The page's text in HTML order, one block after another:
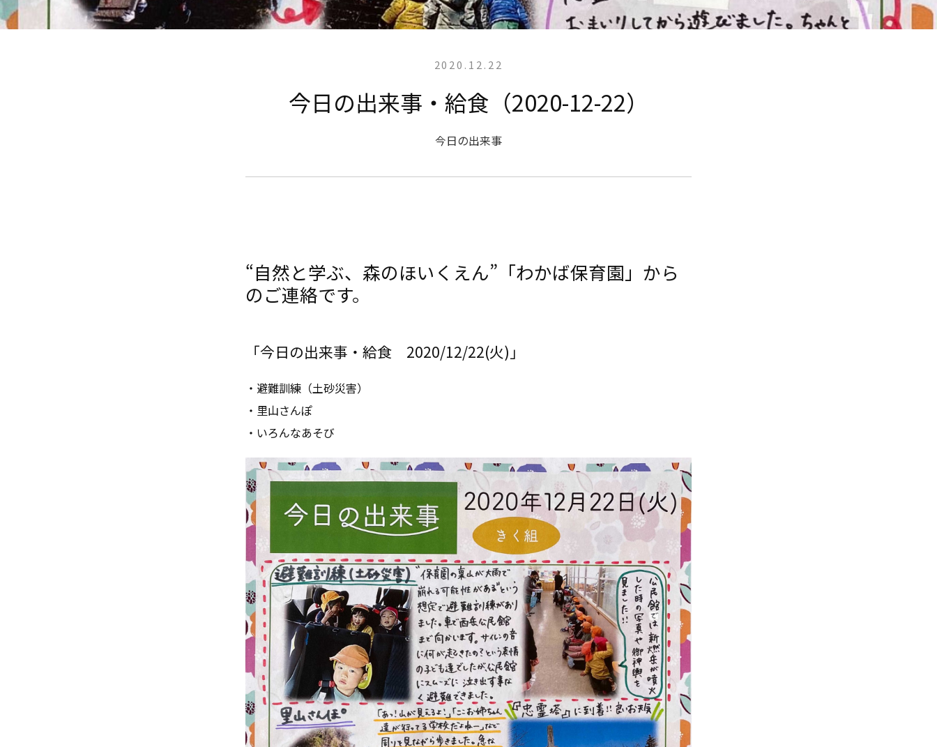
2020.12.22
今日の出来事・給食（2020-12-22）
今日の出来事
“自然と学ぶ、森のほいくえん”「わかば保育園」から
のご連絡です。
「今日の出来事・給食 2020/12/22(火)」
・避難訓練（土砂災害）
・里山さんぽ
・いろんなあそび